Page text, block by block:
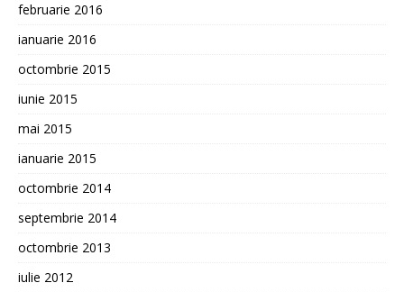
februarie 2016
ianuarie 2016
octombrie 2015
iunie 2015
mai 2015
ianuarie 2015
octombrie 2014
septembrie 2014
octombrie 2013
iulie 2012